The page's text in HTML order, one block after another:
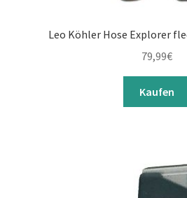
Leo Köhler Hose Explorer
79,99€
Kaufen